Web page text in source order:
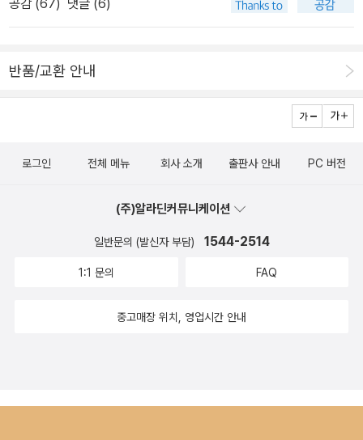
고 생각한다. 이들은 가령 민족주의를 19세기와 20세기에 퍼져서 전
쟁, 압제, 증오, 인종청소를 일으킨 치명적 전염병으로 묘사한다.' 현
대목이다. 📎'수렵채집인의 확산과 함께 벌어졌던 멸종의 제1의 물
고, 이 사실은 오늘날 산업활동이 일으키고 있는 멸종의 제3의 물결
롭게 살았다는 급진적 환경보호운동가의 말은 믿지 마라.' 『사피엔
기술과 생물학의 합체는 불가피할 거라고 말하며 하나의 해법으로 명
확실하다. 히틀러와의 전쟁이 끝난 후 60년간, 인본주의를 진화와 연
그레이드’를 옹호하는 것도 마찬가지였다. 하지만 요즘은 이런 프로
은 책은 무엇이냐? 그건 학술면에서 가장 크게 다루고 있는, 리차드
pe'인 이 책의 2판이 1999년에 나왔는데, 국역본은 이 2판을 옮긴
듯하다(2판에는 다니엘 데넷의 후기가 들어가 있다). 알다시피, 도킨
스의 출세작은 <이기적 유전자>이며, 이 책 역시 1판과 2판(개정판)
아출판사에서 나왔었고(현재는 품절된 걸로 보인다), 2판은 홍영남
나온 <확장된 표현형>은 그 후속작인데, 도킨스 자신이 (자신있게!)
대표작으로 꼽고 있는 책이기도 하다. 그의 기본적인 아이디어는 “유
들어 버릴 수 있다”는 것이고, 아마도 책은 그 사례로 가득 차 있을 것
용해 보면 우리의 문화와 문명도 결국 유전자의 확장된 표현형일 수
공감 (67) 댓글 (6)
반품/교환 안내
로그인 전체 메뉴 회사 소개 출판사 안내 PC 버전
(주)알라딘커뮤니케이션
일반문의 (발신자 부담) 1544-2514
1:1 문의 FAQ
중고매장 위치, 영업시간 안내